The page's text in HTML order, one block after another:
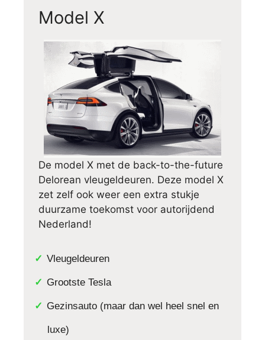
Model X
De model X met de back-to-the-future
Delorean vleugeldeuren. Deze model X
zet zelf ook weer een extra stukje
duurzame toekomst voor autorijdend
Nederland!
Vleugeldeuren
Grootste Tesla
Gezinsauto (maar dan wel heel snel en
luxe)